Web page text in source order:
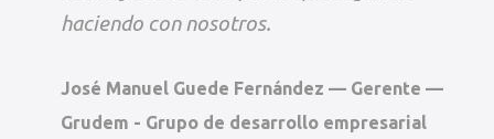
haciendo con nosotros.
José Manuel Guede Fernández — Gerente —
Grudem - Grupo de desarrollo empresarial